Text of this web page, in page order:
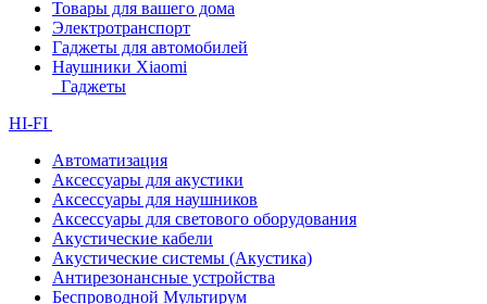
Товары для вашего дома
Электротранспорт
Гаджеты для автомобилей
Наушники Xiaomi
Гаджеты
HI-FI
Автоматизация
Аксессуары для акустики
Аксессуары для наушников
Аксессуары для светового оборудования
Акустические кабели
Акустические системы (Акустика)
Антирезонансные устройства
Беспроводной Мультирум